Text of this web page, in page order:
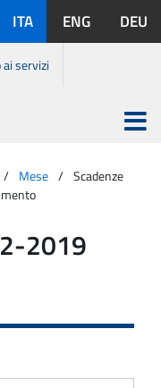
disponibili:
ITA ENG DEU
ai servizi
Apri
menu
Mese
Scadenze
2019